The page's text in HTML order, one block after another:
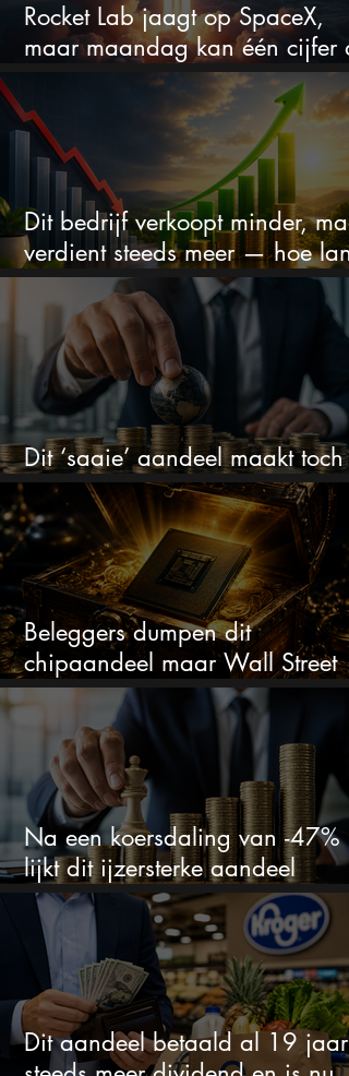
Rocket Lab jaagt op SpaceX,
maar maandag kan één cijfer
droom doorprikken?
Dit bedrijf verkoopt minder,
verdient steeds meer — hoe
kan dit sprookje doorgaan?
Dit ‘saaie’ aandeel maakt toch
bizar veel winst
Beleggers dumpen dit
chipaandeel maar Wall Street
ziet een zeldzame koopkans
Na een koersdaling van -47%
lijkt dit ijzersterke aandeel
aantrekkelijker dan ooit
Dit aandeel betaald al 19 jaar